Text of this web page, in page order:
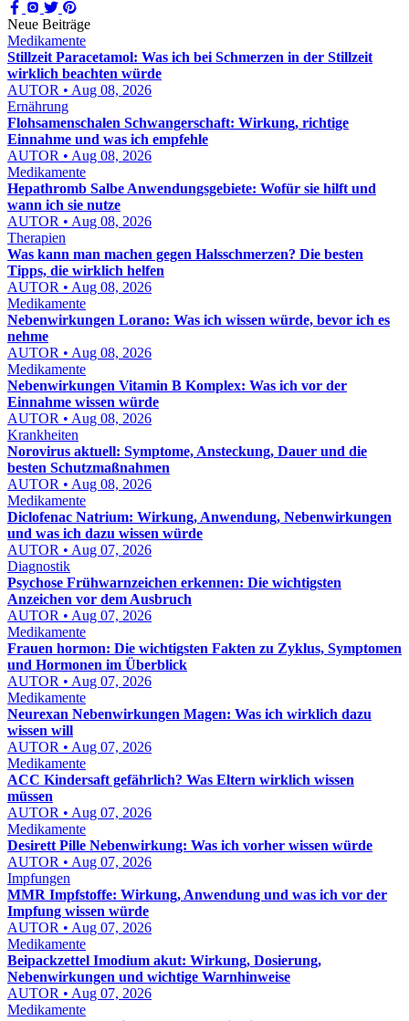
Neue Beiträge
Medikamente
Stillzeit Paracetamol: Was ich bei Schmerzen in der Stillzeit
wirklich beachten würde
AUTOR • Aug 08, 2026
Ernährung
Flohsamenschalen Schwangerschaft: Wirkung, richtige
Einnahme und was ich empfehle
AUTOR • Aug 08, 2026
Medikamente
Hepathromb Salbe Anwendungsgebiete: Wofür sie hilft und
wann ich sie nutze
AUTOR • Aug 08, 2026
Therapien
Was kann man machen gegen Halsschmerzen? Die besten
Tipps, die wirklich helfen
AUTOR • Aug 08, 2026
Medikamente
Nebenwirkungen Lorano: Was ich wissen würde, bevor ich es
nehme
AUTOR • Aug 08, 2026
Medikamente
Nebenwirkungen Vitamin B Komplex: Was ich vor der
Einnahme wissen würde
AUTOR • Aug 08, 2026
Krankheiten
Norovirus aktuell: Symptome, Ansteckung, Dauer und die
besten Schutzmaßnahmen
AUTOR • Aug 08, 2026
Medikamente
Diclofenac Natrium: Wirkung, Anwendung, Nebenwirkungen
und was ich dazu wissen würde
AUTOR • Aug 07, 2026
Diagnostik
Psychose Frühwarnzeichen erkennen: Die wichtigsten
Anzeichen vor dem Ausbruch
AUTOR • Aug 07, 2026
Medikamente
Frauen hormon: Die wichtigsten Fakten zu Zyklus, Symptomen
und Hormonen im Überblick
AUTOR • Aug 07, 2026
Medikamente
Neurexan Nebenwirkungen Magen: Was ich wirklich dazu
wissen will
AUTOR • Aug 07, 2026
Medikamente
ACC Kindersaft gefährlich? Was Eltern wirklich wissen
müssen
AUTOR • Aug 07, 2026
Medikamente
Desirett Pille Nebenwirkung: Was ich vorher wissen würde
AUTOR • Aug 07, 2026
Impfungen
MMR Impfstoffe: Wirkung, Anwendung und was ich vor der
Impfung wissen würde
AUTOR • Aug 07, 2026
Medikamente
Beipackzettel Imodium akut: Wirkung, Dosierung,
Nebenwirkungen und wichtige Warnhinweise
AUTOR • Aug 07, 2026
Medikamente